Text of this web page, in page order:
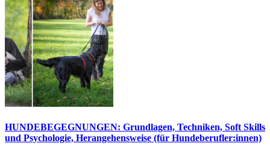
HUNDEBEGEGNUNGEN: Grundlagen, Techniken, Soft Skills
und Psychologie, Herangehensweise (für Hundeberufler:innen)